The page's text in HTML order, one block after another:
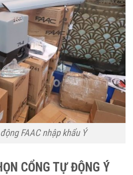
FAAC nhập khẩu Ý
CỔNG TỰ ĐỘNG Ý